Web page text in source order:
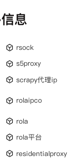
息
rsock
s5proxy
scrapy代理ip
rolaipco
rola
rola平台
residentialproxy